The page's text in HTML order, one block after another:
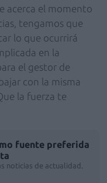
acerca el momento
tengamos que
lo que ocurrirá
en la
el gestor de
con la misma
la fuerza te
fuente preferida
noticias de actualidad.